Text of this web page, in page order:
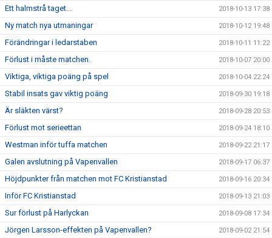
Ett halmstrå taget... 2018-10-13 17:38
Ny match nya utmaningar 2018-10-12 19:48
Förändringar i ledarstaben 2018-10-11 11:22
Förlust i måste matchen. 2018-10-07 20:00
Viktiga, viktiga poäng på spel 2018-10-04 22:24
Stabil insats gav viktig poäng 2018-09-30 19:18
Är släkten värst? 2018-09-28 20:53
Förlust mot serieettan 2018-09-24 18:10
Westman inför tuffa matchen 2018-09-22 21:17
Galen avslutning på Vapenvallen 2018-09-17 06:37
Höjdpunkter från matchen mot FC Kristianstad 2018-09-16 20:34
Inför FC Kristianstad 2018-09-13 21:03
Sur förlust på Harlyckan 2018-09-08 17:34
Jörgen Larsson-effekten på Vapenvallen? 2018-09-02 21:54